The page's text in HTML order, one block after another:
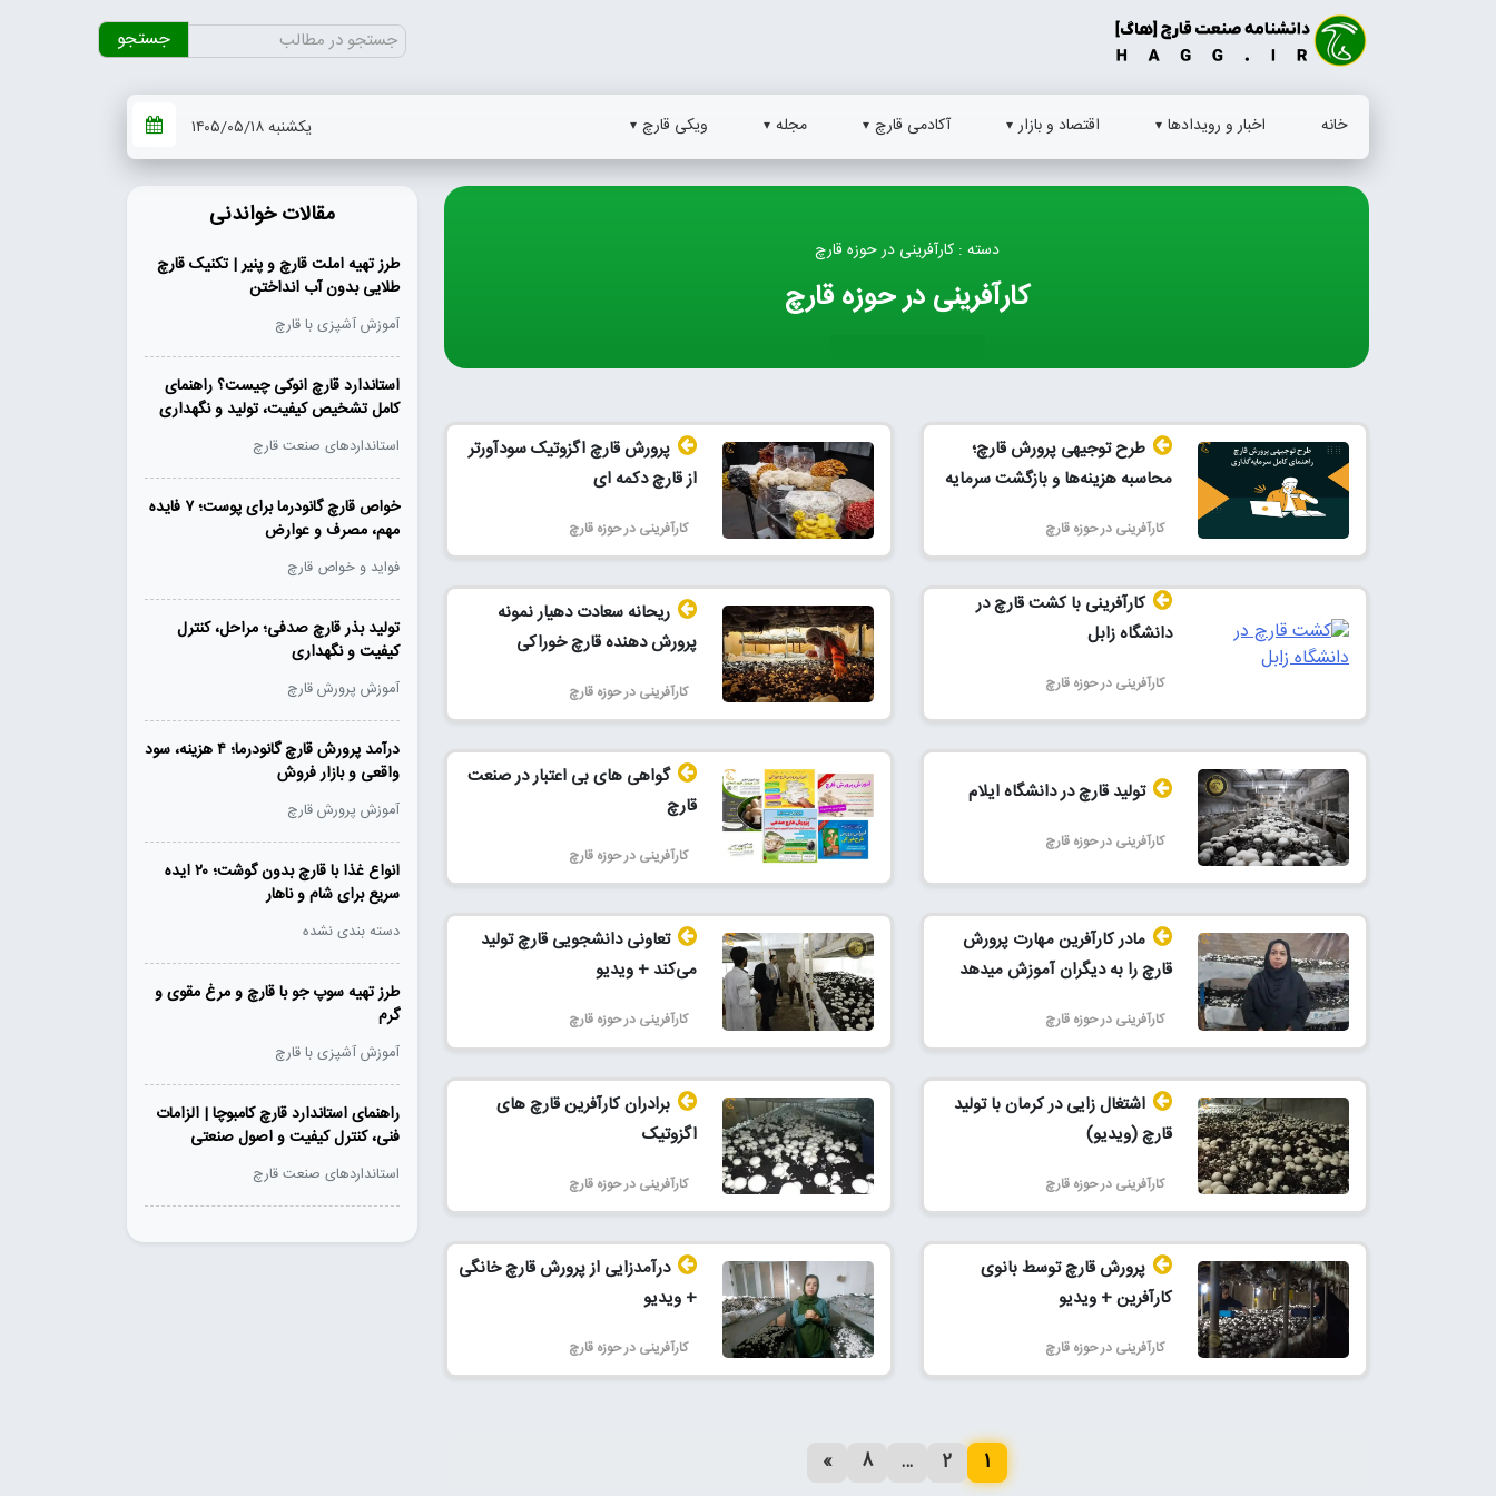
جستجو
برای:
خانه اخبار و رویدادها اقتصاد و بازار آکادمی قارچ مجله ویکی قارچ یکشنبه ۱۴۰۵/۰۵/۱۸
دسته : کارآفرینی در حوزه قارچ
کارآفرینی در حوزه قارچ
طرح توجیهی پرورش قارچ؛
محاسبه هزینه‌ها و بازگشت سرمایه
کارآفرینی در حوزه قارچ
پرورش قارچ اگزوتیک سودآورتر
از قارچ دکمه ای
کارآفرینی در حوزه قارچ
کارآفرینی با کشت قارچ در
دانشگاه زابل
کارآفرینی در حوزه قارچ
ریحانه سعادت دهیار نمونه
پرورش دهنده قارچ خوراکی
کارآفرینی در حوزه قارچ
تولید قارچ در دانشگاه ایلام
کارآفرینی در حوزه قارچ
گواهی های بی اعتبار در صنعت
قارچ
کارآفرینی در حوزه قارچ
مادر کارآفرین مهارت پرورش
قارچ را به دیگران آموزش میدهد
کارآفرینی در حوزه قارچ
تعاونی دانشجویی قارچ تولید
می‌کند + ویدیو
کارآفرینی در حوزه قارچ
اشتغال زایی در کرمان با تولید
قارچ (ویدیو)
کارآفرینی در حوزه قارچ
برادران کارآفرین قارچ های
اگزوتیک
کارآفرینی در حوزه قارچ
پرورش قارچ توسط بانوی
کارآفرین + ویدیو
کارآفرینی در حوزه قارچ
درآمدزایی از پرورش قارچ خانگی
+ ویدیو
کارآفرینی در حوزه قارچ
1
2
…
8
»
مقالات خواندنی
طرز تهیه املت قارچ و پنیر | تکنیک قارچ
طلایی بدون آب انداختن
آموزش آشپزی با قارچ
استاندارد قارچ انوکی چیست؟ راهنمای
کامل تشخیص کیفیت، تولید و نگهداری
استانداردهای صنعت قارچ
خواص قارچ گانودرما برای پوست؛ ۷ فایده
مهم، مصرف و عوارض
فواید و خواص قارچ
تولید بذر قارچ صدفی؛ مراحل، کنترل
کیفیت و نگهداری
آموزش پرورش قارچ
درآمد پرورش قارچ گانودرما؛ ۴ هزینه، سود
واقعی و بازار فروش
آموزش پرورش قارچ
انواع غذا با قارچ بدون گوشت؛ ۲۰ ایده
سریع برای شام و ناهار
دسته بندی نشده
طرز تهیه سوپ جو با قارچ و مرغ مقوی و
گرم
آموزش آشپزی با قارچ
راهنمای استاندارد قارچ کامبوچا | الزامات
فنی، کنترل کیفیت و اصول صنعتی
استانداردهای صنعت قارچ